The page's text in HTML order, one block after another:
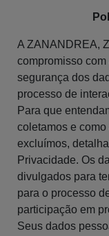
A ZANANDREA,
compromisso
segurança dos
processo de
Para que
coletamos e
excluímos,
Privacidade. Os
divulgados para
para o processo
participação em
Seus dados